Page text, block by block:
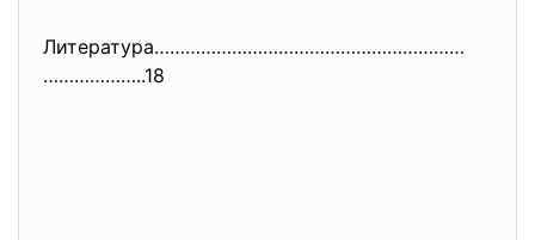
Литература……………………………………………………
………………..18